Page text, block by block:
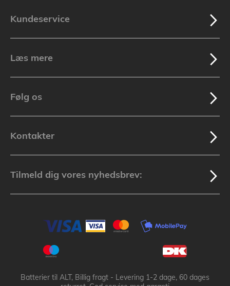
Kundeservice
Læs mere
Følg os
Kontakter
Tilmeld dig vores nyhedsbrev:
Batterier til ALT, Billig fragt - Levering 1-2 dage, 60 dages